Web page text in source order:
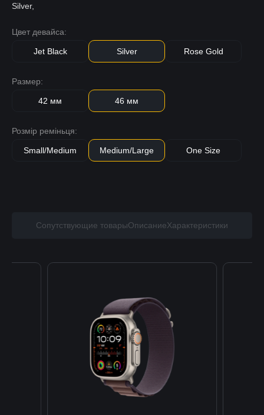
Silver,
Цвет девайса:
Jet Black Silver Rose Gold
Размер:
42 мм 46 мм
Розмір реміньця:
Small/Medium Medium/Large One Size
Сопутствующие товарыОписаниеХарактеристики